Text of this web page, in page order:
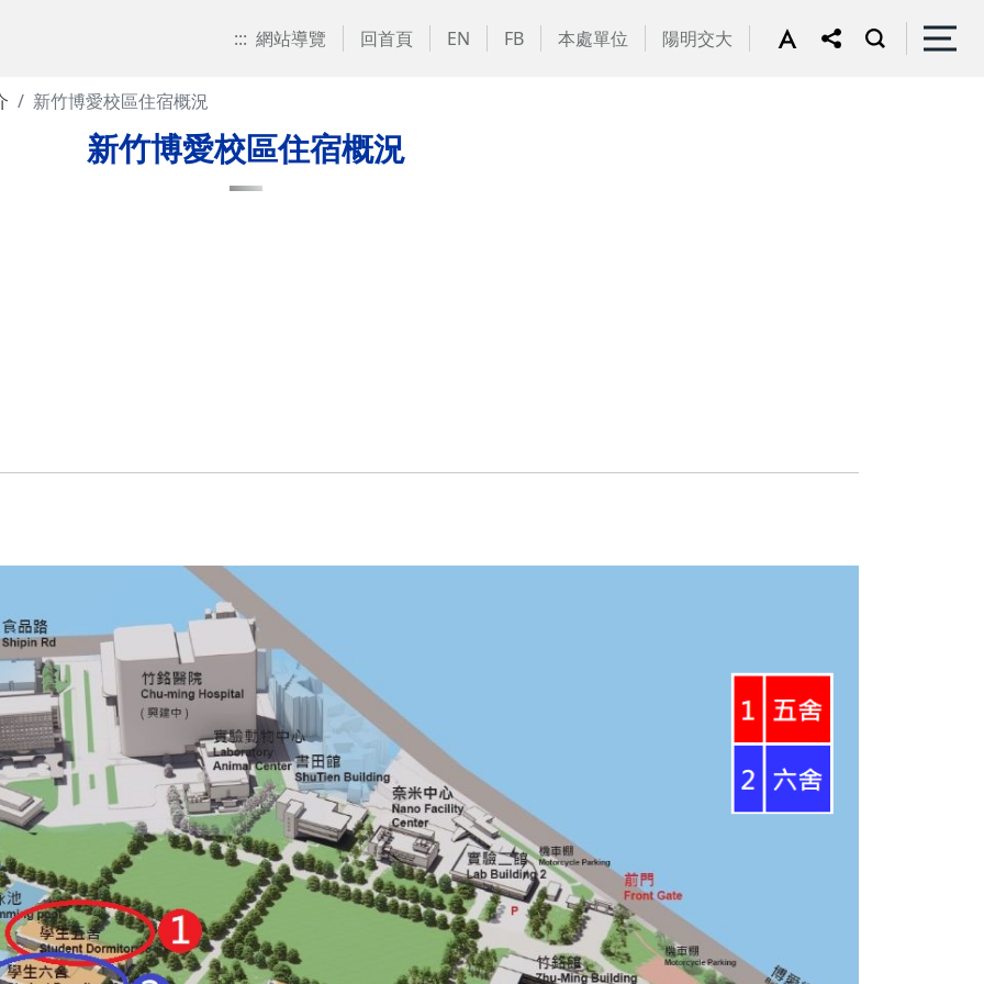
::: 網站導覽 回首頁 EN FB 本處單位 陽明交大
新竹博愛校區住宿概況
新竹博愛校區住宿概況